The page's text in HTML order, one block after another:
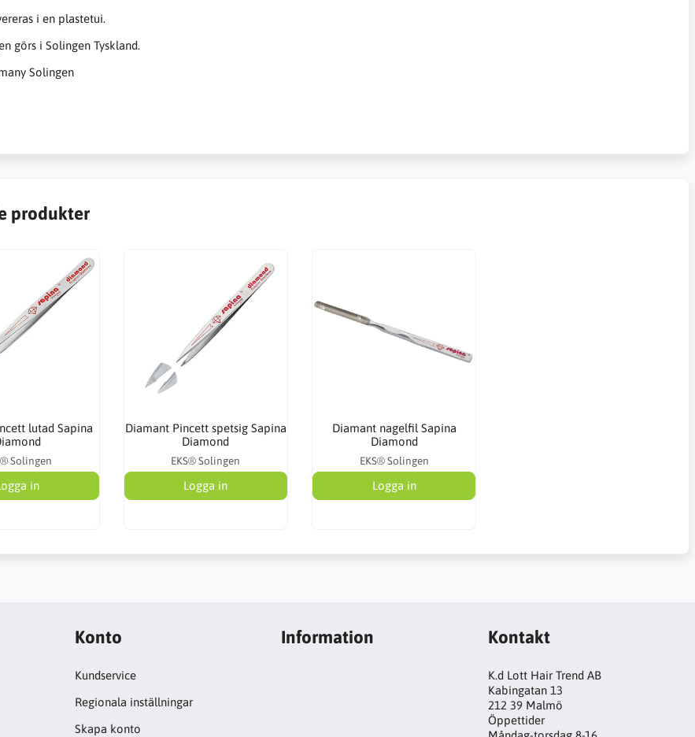
i en plastetui.
görs i Solingen Tyskland.
Solingen
produkter
lutad Sapina
Solingen
in
Diamant Pincett spetsig Sapina
Diamond
EKS® Solingen
Logga in
Diamant nagelfil Sapina
Diamond
EKS® Solingen
Logga in
Konto
Kundservice
Regionala inställningar
Skapa konto
Information Kontakt
K.d Lott Hair Trend AB
Kabingatan 13
212 39 Malmö
Öppettider